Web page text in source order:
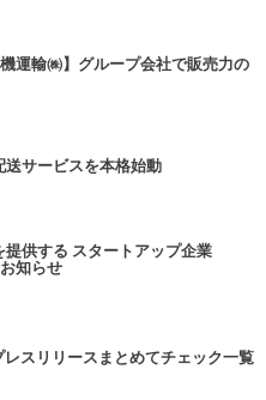
運輸㈱】グループ会社で販売力の
サービスを本格始動
提供する スタートアップ企業
知らせ
レスリリースまとめてチェック一覧